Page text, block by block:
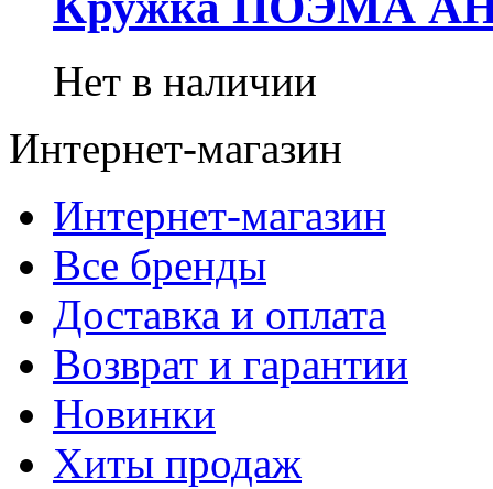
Нет в наличии
Интернет-магазин
Интернет-магазин
Все бренды
Доставка и оплата
Возврат и гарантии
Новинки
Хиты продаж